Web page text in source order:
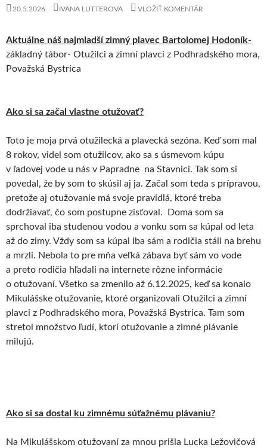
20.5.2026 IVANA LUTTEROVA VLOŽIŤ KOMENTÁR
Aktuálne náš najmladší zimný plavec Bartolomej Hodoník-
základný tábor- Otužilci a zimní plavci z Podhradského mora,
Považská Bystrica
Ako si sa začal vlastne otužovať?
Toto je moja prvá otužilecká a plavecká sezóna. Keď som mal
8 rokov, videl som otužilcov, ako sa s úsmevom kúpu
v ľadovej vode u nás v Papradne na Stavnici. Tak som si
povedal, že by som to skúsil aj ja. Začal som teda s prípravou,
pretože aj otužovanie má svoje pravidlá, ktoré treba
dodržiavať, čo som postupne zisťoval. Doma som sa
sprchoval iba studenou vodou a vonku som sa kúpal od leta
až do zimy. Vždy som sa kúpal iba sám a rodičia stáli na brehu
a mrzli. Nebola to pre mňa veľká zábava byť sám vo vode
a preto rodičia hľadali na internete rôzne informácie
o otužovaní. Všetko sa zmenilo až 6.12.2025, keď sa konalo
Mikulášske otužovanie, ktoré organizovali Otužilci a zimní
plavci z Podhradského mora, Považská Bystrica. Tam som
stretol množstvo ľudí, ktorí otužovanie a zimné plávanie
milujú.
Ako si sa dostal ku zimnému súťažnému plávaniu?
Na Mikulášskom otužovaní za mnou prišla Lucka Ležovičová